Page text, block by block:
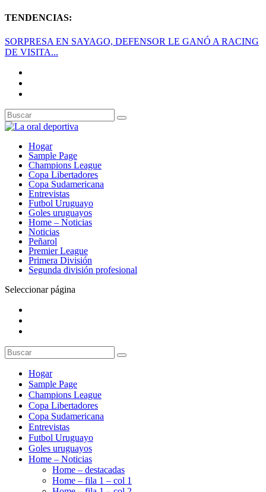
TENDENCIAS:
SORPRESA EN SAYAGO, DEFENSOR LE GANÓ A RACING
DE VISITA...
Hogar
Sample Page
Champions League
Copa Libertadores
Copa Sudamericana
Entrevistas
Futbol Uruguayo
Goles uruguayos
Home – Noticias
Noticias
Peñarol
Premier League
Primera División
Segunda división profesional
Seleccionar página
Hogar
Sample Page
Champions League
Copa Libertadores
Copa Sudamericana
Entrevistas
Futbol Uruguayo
Goles uruguayos
Home – Noticias
Home – destacadas
Home – fila 1 – col 1